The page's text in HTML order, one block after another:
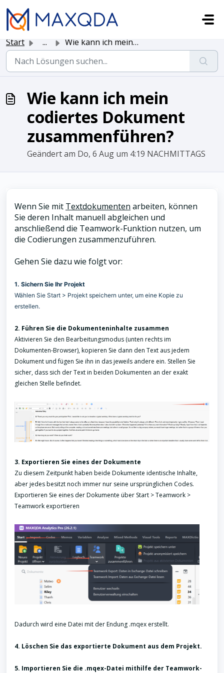
Zum hauptsächlichen Inhalt gehen
Start ... Wie kann ich mein codiertes Dokument zusammenführen?
Wie kann ich mein
codiertes Dokument
zusammenführen?
Geändert am Do, 6 Aug um 4:19 NACHMITTAGS
Wenn Sie mit Textdokumenten arbeiten, können
Sie deren Inhalt manuell abgleichen und
anschließend die Teamwork-Funktion nutzen, um
die Codierungen zusammenzuführen.
Gehen Sie dazu wie folgt vor:
1. Sichern Sie Ihr Projekt
Wählen Sie Start > Projekt speichern unter, um eine Kopie zu
erstellen.
2. Führen Sie die Dokumenteninhalte zusammen
Aktivieren Sie den Bearbeitungsmodus (unten rechts im
Dokumenten-Browser), kopieren Sie dann den Text aus jedem
Dokument und fügen Sie ihn in das jeweils andere ein. Stellen Sie
sicher, dass sich der Text in beiden Dokumenten an der exakt
gleichen Stelle befindet.
3. Exportieren Sie eines der Dokumente
Zu diesem Zeitpunkt haben beide Dokumente identische Inhalte,
aber jedes besitzt noch immer nur seine ursprünglichen Codes.
Exportieren Sie eines der Dokumente über Start > Teamwork >
Teamwork exportieren
Dadurch wird eine Datei mit der Endung .mqex erstellt.
4. Löschen Sie das exportierte Dokument aus dem Projekt.
5. Importieren Sie die .mqex-Datei mithilfe der Teamwork-